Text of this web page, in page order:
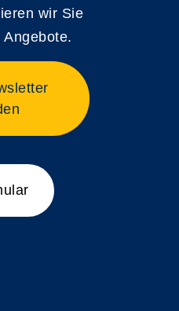
wir Sie